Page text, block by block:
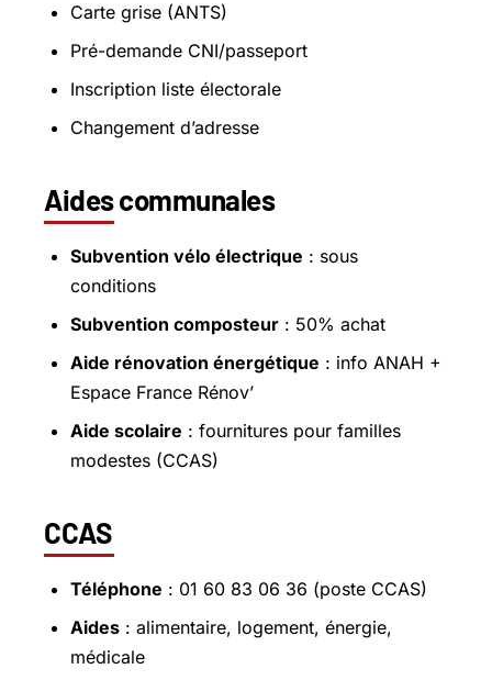
Carte grise (ANTS)
Pré-demande CNI/passeport
Inscription liste électorale
Changement d’adresse
Aides communales
Subvention vélo électrique : sous
conditions
Subvention composteur : 50% achat
Aide rénovation énergétique : info ANAH +
Espace France Rénov’
Aide scolaire : fournitures pour familles
modestes (CCAS)
CCAS
Téléphone : 01 60 83 06 36 (poste CCAS)
Aides : alimentaire, logement, énergie,
médicale